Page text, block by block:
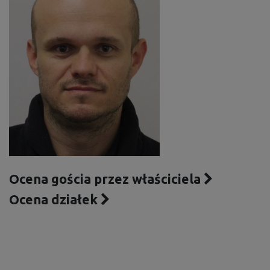
Ocena gościa przez właściciela
Ocena działek